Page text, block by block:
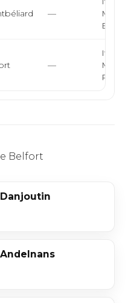
—
—
Belfort